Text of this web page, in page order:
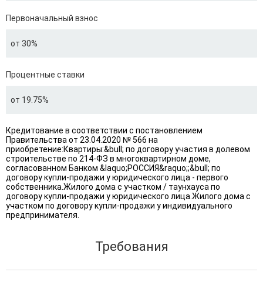
Первоначальный взнос
от 30%
Процентные ставки
от 19.75%
Кредитование в соответствии с постановлением
Правительства от 23.04.2020 № 566 на
приобретение:Квартиры:&bull; по договору участия в долевом
строительстве по 214-ФЗ в многоквартирном доме,
согласованном Банком &laquo;РОССИЯ&raquo;;&bull; по
договору купли-продажи у юридического лица - первого
собственника.Жилого дома с участком / таунхауса по
договору купли-продажи у юридического лица.Жилого дома с
участком по договору купли-продажи у индивидуального
предпринимателя.
Требования